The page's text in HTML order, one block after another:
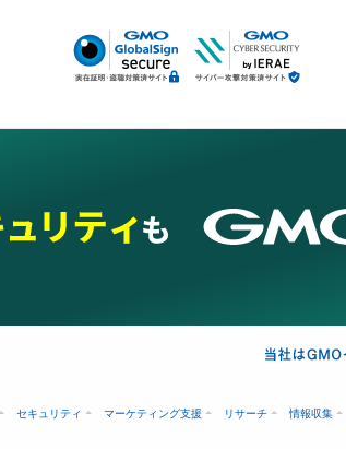
セキュリティ マーケティング支援 リサーチ 情報収集